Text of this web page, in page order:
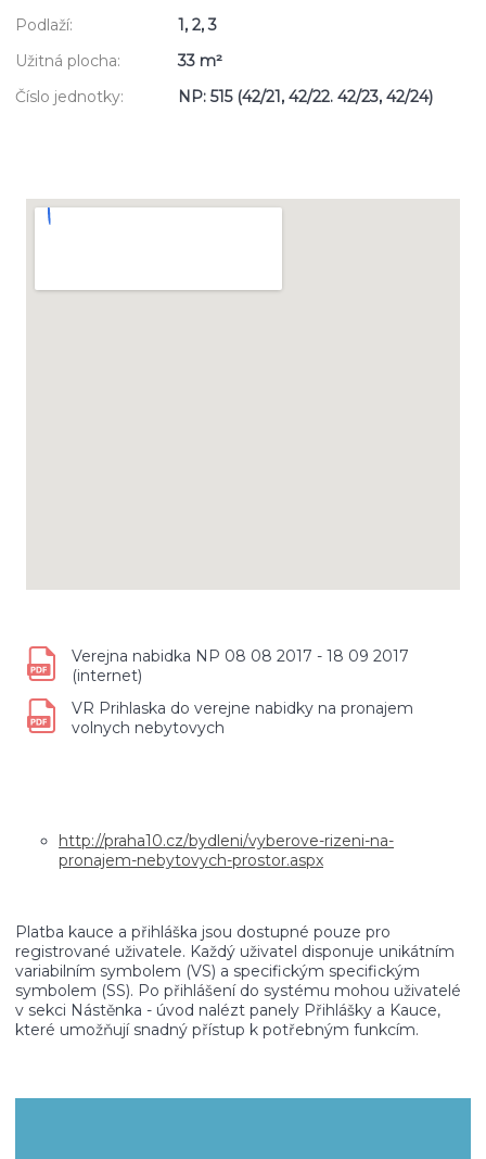
Podlaží:
1, 2, 3
Užitná plocha:
33 m²
Číslo jednotky:
NP: 515 (42/21, 42/22. 42/23, 42/24)
Verejna nabidka NP 08 08 2017 - 18 09 2017
(internet)
VR Prihlaska do verejne nabidky na pronajem
volnych nebytovych
http://praha10.cz/bydleni/vyberove-rizeni-na-
pronajem-nebytovych-prostor.aspx
Platba kauce a přihláška jsou dostupné pouze pro
registrované uživatele. Každý uživatel disponuje unikátním
variabilním symbolem (VS) a specifickým specifickým
symbolem (SS). Po přihlášení do systému mohou uživatelé
v sekci Nástěnka - úvod nalézt panely Přihlášky a Kauce,
které umožňují snadný přístup k potřebným funkcím.